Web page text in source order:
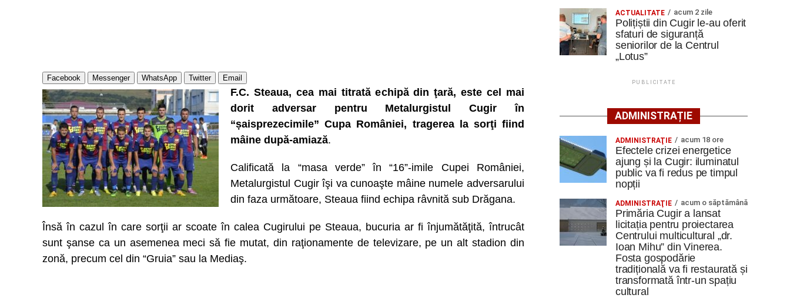
Facebook Messenger WhatsApp Twitter Email
F.C. Steaua, cea mai titrată echipă din ţară, este cel mai
dorit adversar pentru Metalurgistul Cugir în
“șaisprezecimile” Cupa României, tragerea la sorţi fiind
mâine după-amiază.
Calificată la “masa verde” în “16”-imile Cupei României,
Metalurgistul Cugir îşi va cunoaşte mâine numele adversarului
din faza următoare, Steaua fiind echipa râvnită sub Drăgana.
Însă în cazul în care sorţii ar scoate în calea Cugirului pe Steaua, bucuria ar fi înjumătăţită, întrucât
sunt şanse ca un asemenea meci să fie mutat, din raţionamente de televizare, pe un alt stadion din
zonă, precum cel din “Gruia” sau la Mediaş.
ACTUALITATE acum 2 zile
Polițiștii din Cugir le-au oferit
sfaturi de siguranță
seniorilor de la Centrul
„Lotus”
PUBLICITATE
ADMINISTRAȚIE
ADMINISTRAŢIE acum 18 ore
Efectele crizei energetice
ajung și la Cugir: iluminatul
public va fi redus pe timpul
nopții
ADMINISTRAŢIE acum o săptămână
Primăria Cugir a lansat
licitația pentru proiectarea
Centrului multicultural „dr.
Ioan Mihu” din Vinerea.
Fosta gospodărie
tradițională va fi restaurată și
transformată într-un spațiu
cultural